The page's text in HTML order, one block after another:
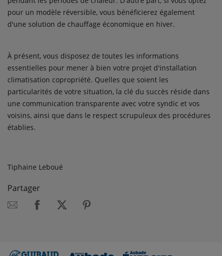
pour un modèle réversible, vous bénéficierez également
d'une solution de chauffage économique en hiver.
À présent, vous disposez de toutes les informations
essentielles pour mener à bien votre projet d'installation
climatisation copropriété. Quelles que soient les
particularités de votre situation, la clé du succès réside dans
une communication transparente avec votre syndic et vos
voisins, ainsi que dans le respect scrupuleux des procédures
établies.
Tiphaine Leboué
Partager